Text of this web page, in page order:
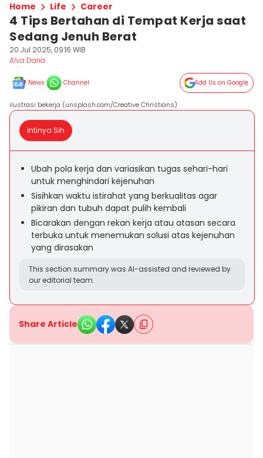
Home Life Career
4 Tips Bertahan di Tempat Kerja saat
Sedang Jenuh Berat
20 Jul 2025, 09:16 WIB
Alva Daria
News Channel Add Us on Google
ilustrasi bekerja (unsplash.com/Creative Christians)
Intinya Sih
Ubah pola kerja dan variasikan tugas sehari-hari
untuk menghindari kejenuhan
Sisihkan waktu istirahat yang berkualitas agar
pikiran dan tubuh dapat pulih kembali
Bicarakan dengan rekan kerja atau atasan secara
terbuka untuk menemukan solusi atas kejenuhan
yang dirasakan
This section summary was AI-assisted and reviewed by
our editorial team.
Share Article